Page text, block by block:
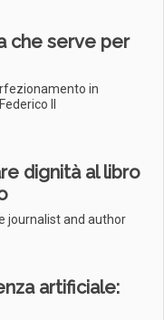
che serve per
in
II
dignità al libro
journalist and author
artificiale: